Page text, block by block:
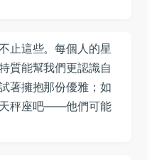
止這些。每個人的星
質能幫我們更認識自
著擁抱那份優雅；如
秤座吧——他們可能